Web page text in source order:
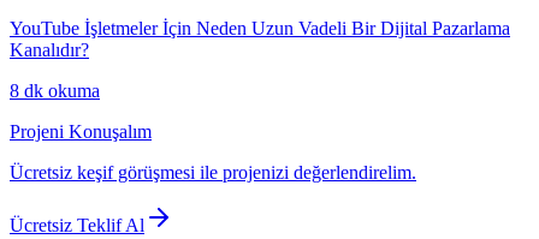
YouTube İşletmeler İçin Neden Uzun Vadeli Bir Dijital Pazarlama
Kanalıdır?
8 dk okuma
Projeni Konuşalım
Ücretsiz keşif görüşmesi ile projenizi değerlendirelim.
Ücretsiz Teklif Al